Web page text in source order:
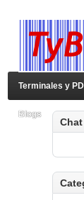
Terminales y
Blogs